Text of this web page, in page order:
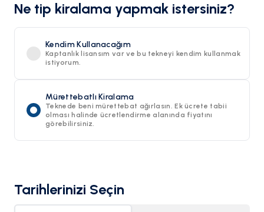
Ne tip kiralama yapmak istersiniz?
Kendim Kullanacağım
Kaptanlık lisansım var ve bu tekneyi kendim kullanmak
istiyorum.
Mürettebatlı Kiralama
Teknede beni mürettebat ağırlasın. Ek ücrete tabii
olması halinde ücretlendirme alanında fiyatını
görebilirsiniz.
Tarihlerinizi Seçin